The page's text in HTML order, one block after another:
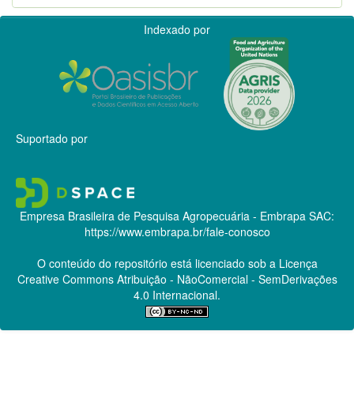
Indexado por
Suportado por
Empresa Brasileira de Pesquisa Agropecuária - Embrapa SAC:
https://www.embrapa.br/fale-conosco
O conteúdo do repositório está licenciado sob a Licença
Creative CommonsAtribuição - NãoComercial - SemDerivações
4.0 Internacional.